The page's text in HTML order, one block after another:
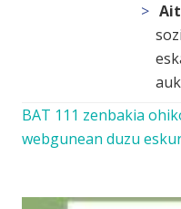
BAT 111 zenbakia
webgunean duzu